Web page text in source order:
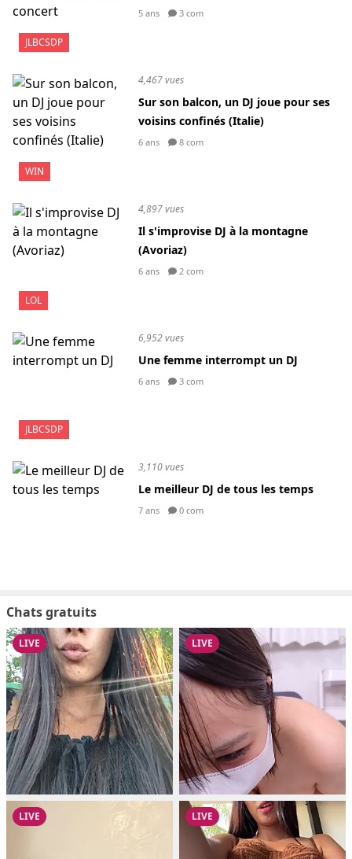
JLBCSDP
5 ans 3 com
WIN
4,467 vues
Sur son balcon, un DJ joue pour ses
voisins confinés (Italie)
6 ans 8 com
LOL
4,897 vues
Il s'improvise DJ à la montagne
(Avoriaz)
6 ans 2 com
JLBCSDP
6,952 vues
Une femme interrompt un DJ
6 ans 3 com
3,110 vues
Le meilleur DJ de tous les temps
7 ans 0 com
Chats gratuits